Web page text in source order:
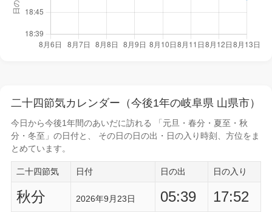
二十四節気カレンダー（今後1年の岐阜県 山県市）
今日から今後1年間のあいだに訪れる 「元旦・春分・夏至・秋
分・冬至」の日付と、 その日の日の出・日の入り時刻
、方位をま
とめています。
二十四節気 日付 日の出 日の入り
秋分 2026年9月23日 05:39
17:52